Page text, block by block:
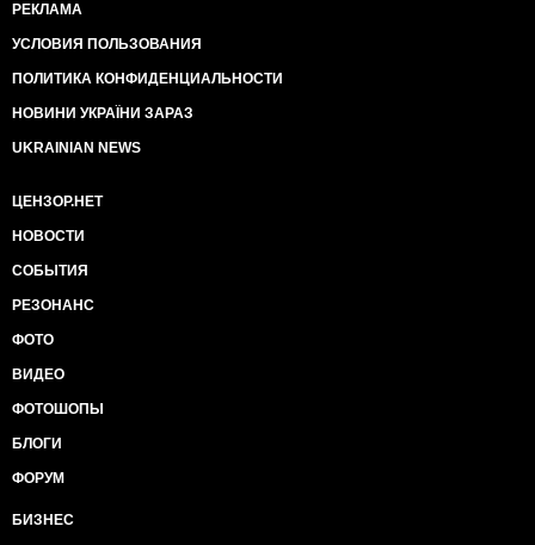
РЕКЛАМА
УСЛОВИЯ ПОЛЬЗОВАНИЯ
ПОЛИТИКА КОНФИДЕНЦИАЛЬНОСТИ
НОВИНИ УКРАЇНИ ЗАРАЗ
UKRAINIAN NEWS
ЦЕНЗОР.НЕТ
НОВОСТИ
СОБЫТИЯ
РЕЗОНАНС
ФОТО
ВИДЕО
ФОТОШОПЫ
БЛОГИ
ФОРУМ
БИЗНЕС